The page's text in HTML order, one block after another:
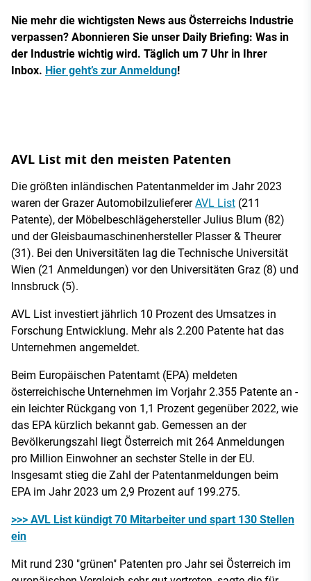
Nie mehr die wichtigsten News aus Österreichs Industrie
verpassen? Abonnieren Sie unser Daily Briefing: Was in
der Industrie wichtig wird. Täglich um 7 Uhr in Ihrer
Inbox. Hier geht’s zur Anmeldung!
AVL List mit den meisten Patenten
Die größten inländischen Patentanmelder im Jahr 2023
waren der Grazer AutomobilzuliefererAVL List (211
Patente), der Möbelbeschlägehersteller Julius Blum (82)
und der Gleisbaumaschinenhersteller Plasser & Theurer
(31). Bei den Universitäten lag die Technische Universität
Wien (21 Anmeldungen) vor den Universitäten Graz (8) und
Innsbruck (5).
AVL List investiert jährlich 10 Prozent des Umsatzes in
Forschung Entwicklung. Mehr als 2.200 Patente hat das
Unternehmen angemeldet.
Beim Europäischen Patentamt (EPA) meldeten
österreichische Unternehmen im Vorjahr 2.355 Patente an -
ein leichter Rückgang von 1,1 Prozent gegenüber 2022, wie
das EPA kürzlich bekannt gab. Gemessen an der
Bevölkerungszahl liegt Österreich mit 264 Anmeldungen
pro Million Einwohner an sechster Stelle in der EU.
Insgesamt stieg die Zahl der Patentanmeldungen beim
EPA im Jahr 2023 um 2,9 Prozent auf 199.275.
>>> AVL List kündigt 70 Mitarbeiter und spart 130 Stellen
ein
Mit rund 230 "grünen" Patenten pro Jahr sei Österreich im